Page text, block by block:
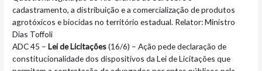
cadastramento, a distribuição e a comercialização de produtos
agrotóxicos e biocidas no território estadual. Relator: Ministro
Dias Toffoli
ADC 45 –Lei de Licitações(16/6) – Ação pede declaração de
constitucionalidade dos dispositivos da Lei de Licitações que